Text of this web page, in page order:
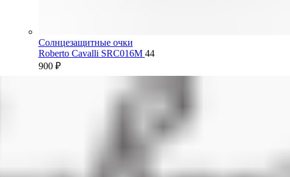
Солнцезащитные очки
Roberto Cavalli SRC016M 44
900 ₽